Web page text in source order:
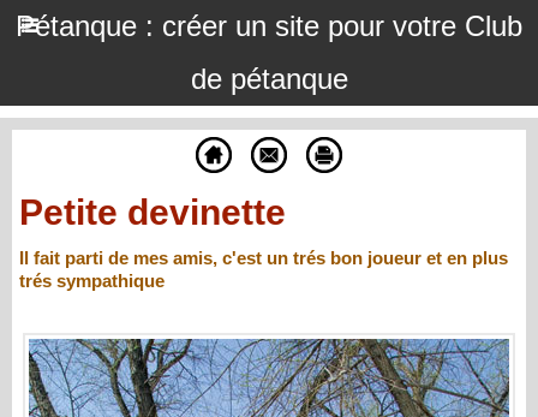
Pétanque : créer un site pour votre Club
de pétanque
Petite devinette
Il fait parti de mes amis, c'est un trés bon joueur et en plus
trés sympathique